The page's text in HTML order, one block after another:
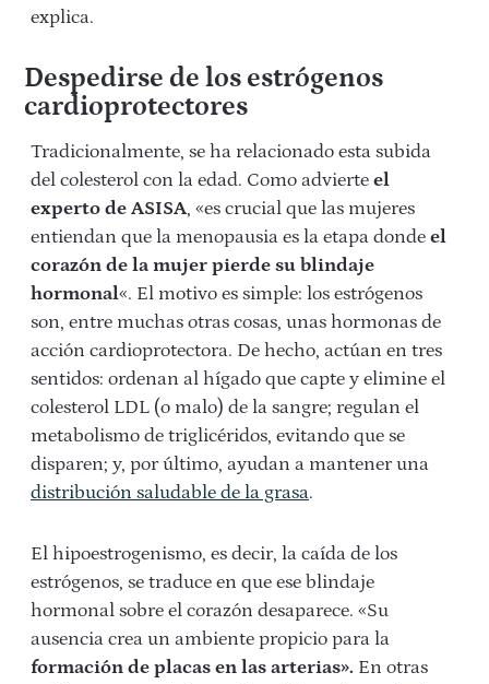
explica.
Despedirse de los estrógenos
cardioprotectores
Tradicionalmente, se ha relacionado esta subida
del colesterol con la edad. Como advierte el
experto de ASISA, «es crucial que las mujeres
entiendan que la menopausia es la etapa donde el
corazón de la mujer pierde su blindaje
hormonal«. El motivo es simple: los estrógenos
son, entre muchas otras cosas, unas hormonas de
acción cardioprotectora. De hecho, actúan en tres
sentidos: ordenan al hígado que capte y elimine el
colesterol LDL (o malo) de la sangre; regulan el
metabolismo de triglicéridos, evitando que se
disparen; y, por último, ayudan a mantener una
distribución saludable de la grasa.
El hipoestrogenismo, es decir, la caída de los
estrógenos, se traduce en que ese blindaje
hormonal sobre el corazón desaparece. «Su
ausencia crea un ambiente propicio para la
formación de placas en las arterias». En otras